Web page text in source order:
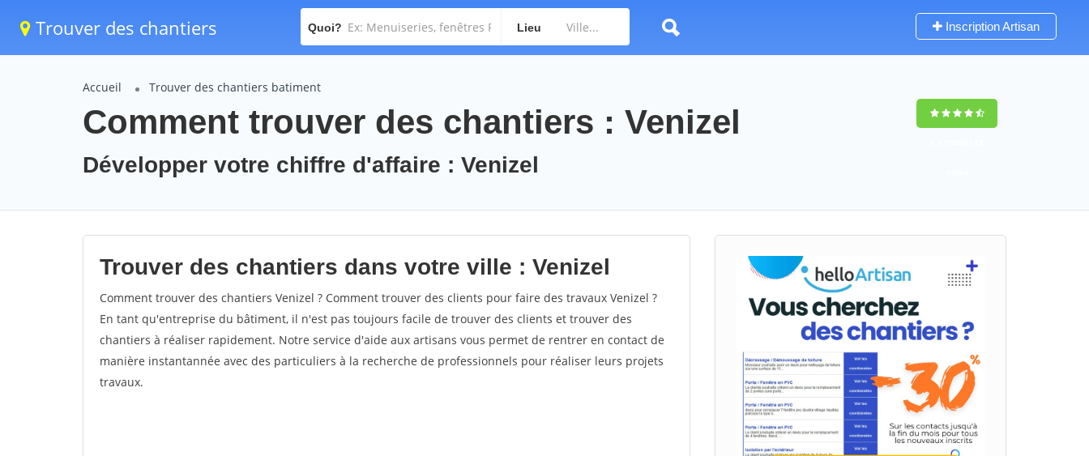
Trouver des chantiers Quoi? Lieu Inscription Artisan
Accueil Trouver des chantiers batiment
Comment trouver des chantiers : Venizel
Développer votre chiffre d'affaire : Venizel
Trouver des chantiers dans votre ville : Venizel
Comment trouver des chantiers Venizel ? Comment trouver des clients pour faire des travaux Venizel ?
En tant qu'entreprise du bâtiment, il n'est pas toujours facile de trouver des clients et trouver des
chantiers à réaliser rapidement. Notre service d'aide aux artisans vous permet de rentrer en contact de
manière instantannée avec des particuliers à la recherche de professionnels pour réaliser leurs projets
travaux.